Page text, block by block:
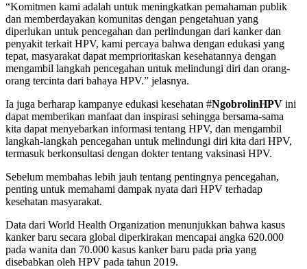
“Komitmen kami adalah untuk meningkatkan pemahaman publik
dan memberdayakan komunitas dengan pengetahuan yang
diperlukan untuk pencegahan dan perlindungan dari kanker dan
penyakit terkait HPV, kami percaya bahwa dengan edukasi yang
tepat, masyarakat dapat memprioritaskan kesehatannya dengan
mengambil langkah pencegahan untuk melindungi diri dan orang-
orang tercinta dari bahaya HPV.” jelasnya.
Ia juga berharap kampanye edukasi kesehatan #NgobrolinHPV ini
dapat memberikan manfaat dan inspirasi sehingga bersama-sama
kita dapat menyebarkan informasi tentang HPV, dan mengambil
langkah-langkah pencegahan untuk melindungi diri kita dari HPV,
termasuk berkonsultasi dengan dokter tentang vaksinasi HPV.
Sebelum membahas lebih jauh tentang pentingnya pencegahan,
penting untuk memahami dampak nyata dari HPV terhadap
kesehatan masyarakat.
Data dari World Health Organization menunjukkan bahwa kasus
kanker baru secara global diperkirakan mencapai angka 620.000
pada wanita dan 70.000 kasus kanker baru pada pria yang
disebabkan oleh HPV pada tahun 2019.